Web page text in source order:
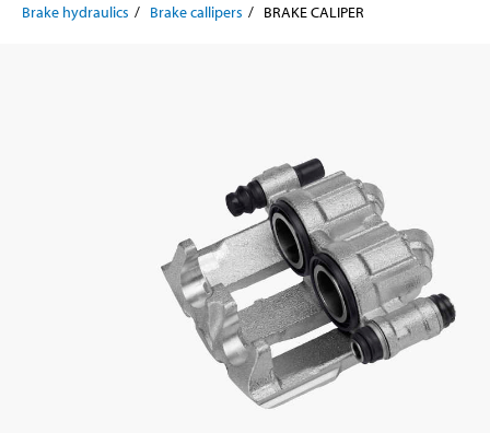
Brake hydraulics
Brake callipers BRAKE CALIPER